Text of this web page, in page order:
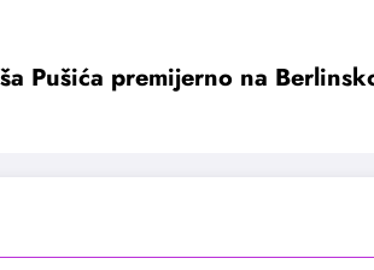
Pušića premijerno na